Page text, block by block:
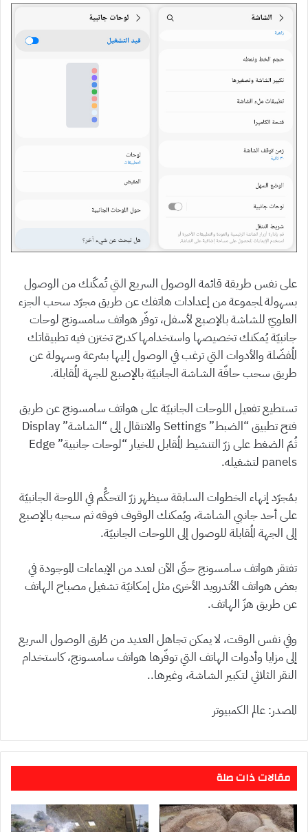
على نفس طريقة قائمة الوصول السريع التي تُمكّنك من الوصول
بسهولة لمجموعة من إعدادات هاتفك عن طريق مجرّد سحب الجزء
العلويّ للشاشة بالإصبع لأسفل، توفّر هواتف سامسونج لوحات
جانبيّة يُمكنك تخصيصها واستخدامها كدرج تختزن فيه تطبيقاتك
المُفضّلة والأدوات التي ترغب في الوصول إليها بسُرعة وسهولة عن
طريق سحب حافّة الشاشة الجانبيّة بالإصبع للجهة المُقابلة.
تستطيع تفعيل اللوحات الجانبيّة على هواتف سامسونج عن طريق
فتح تطبيق “الضبط” Settings والانتقال إلى “الشاشة” Display
ثُمّ الضغط على زرّ التنشيط المُقابل للخيار “لوحات جانبية” Edge
panels لتشغيله.
بمُجرّد إنهاء الخطوات السابقة سيظهر زرّ التحكُّم في اللوحة الجانبيّة
على أحد جانبي الشاشة، ويُمكنك الوقوف فوقه ثم سحبه بالإصبع
إلى الجهة المُقابلة للوصول إلى اللوحات الجانبيّة.
تفتقر هواتف سامسونج حتّى الآن لعدد من الإيماءات الموجودة في
بعض هواتف الأندرويد الأخرى مثل إمكانيّة تشغيل مصباح الهاتف
عن طريق هزّ الهاتف.
وفي نفس الوقت، لا يمكن تجاهل العديد من طُرق الوصول السريع
إلى مزايا وأدوات الهاتف التي توفّرها هواتف سامسونج، كاستخدام
النقر الثلاثي لتكبير الشاشة، وغيرها..
المصدر: عالم الكمبيوتر
مقالات ذات صلة